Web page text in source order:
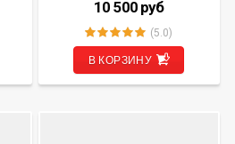
(#193) для автомобилей
VOLKSWAGEN
10 500 руб
(5.0)
В КОРЗИНУ